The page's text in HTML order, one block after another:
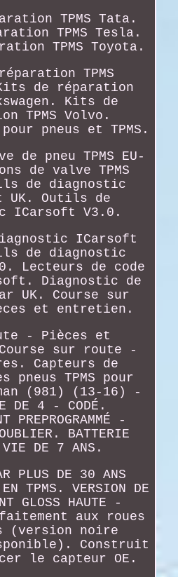
TPMS Tata.
TPMS Tesla.
TPMS Toyota.
TPMS
de réparation
Kits de
TPMS Volvo.
pour pneus et TPMS.
de pneu TPMS EU-
de valve TPMS
de diagnostic
UK. Outils de
ICarsoft V3.0.
ICarsoft
de diagnostic
Lecteurs de code
Diagnostic de
UK. Course sur
et entretien.
- Pièces et
sur route -
Capteurs de
pneus TPMS pour
(981) (13-16) -
DE 4 - CODÉ.
PREPROGRAMMÉ -
BATTERIE
VIE DE 7 ANS.
PLUS DE 30 ANS
TPMS. VERSION DE
GLOSS HAUTE -
aux roues
(version noire
Construit
le capteur OE.